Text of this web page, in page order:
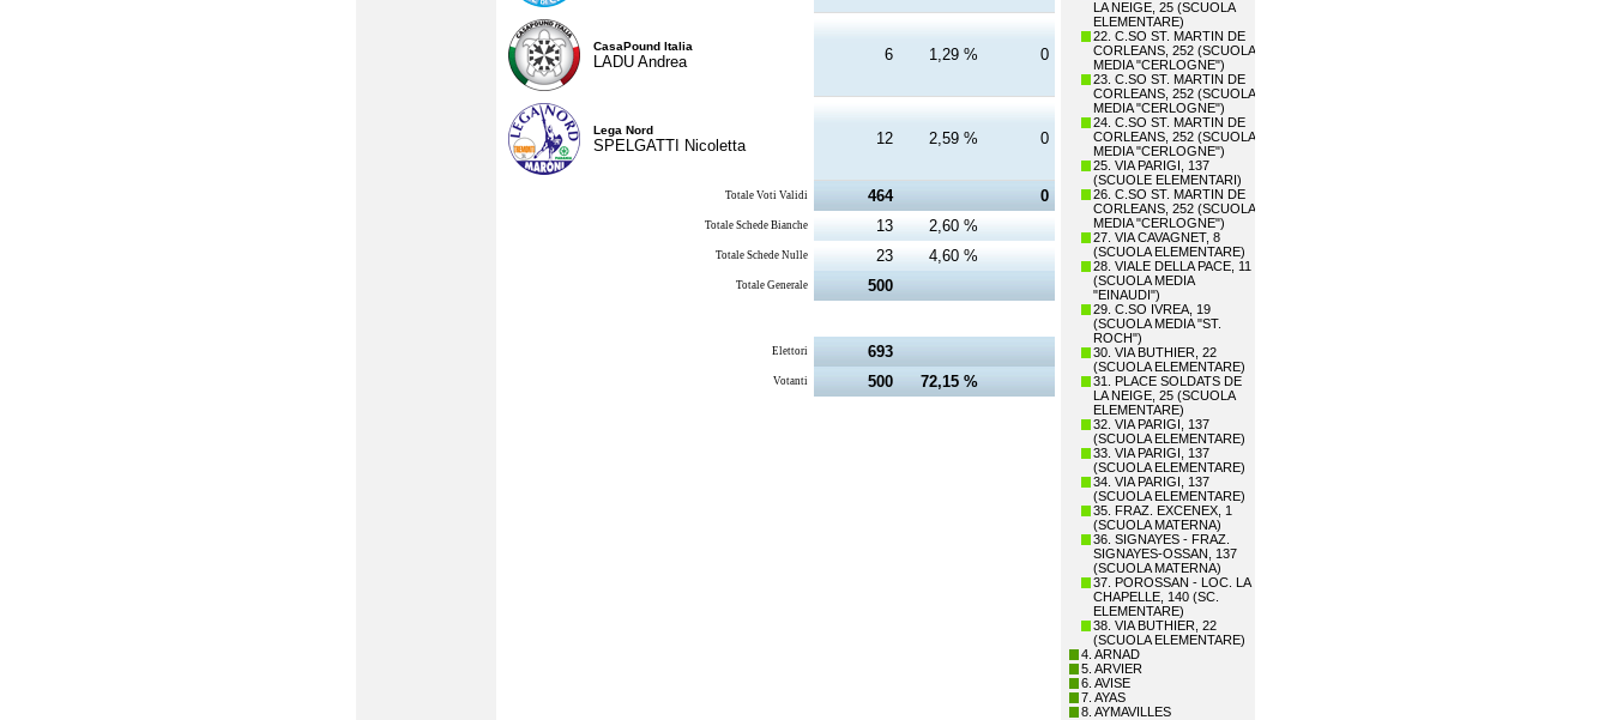
CasaPound Italia
LADU Andrea 6 1,29 % 0
Lega Nord
SPELGATTI Nicoletta 12 2,59 % 0
Totale Voti Validi 464 0
Totale Schede Bianche 13 2,60 %
Totale Schede Nulle 23 4,60 %
Totale Generale 500
Elettori 693
Votanti 500 72,15 %
LA NEIGE, 25 (SCUOLA
ELEMENTARE)
22. C.SO ST. MARTIN DE
CORLEANS, 252 (SCUOLA
MEDIA "CERLOGNE")
23. C.SO ST. MARTIN DE
CORLEANS, 252 (SCUOLA
MEDIA "CERLOGNE")
24. C.SO ST. MARTIN DE
CORLEANS, 252 (SCUOLA
MEDIA "CERLOGNE")
25. VIA PARIGI, 137
(SCUOLE ELEMENTARI)
26. C.SO ST. MARTIN DE
CORLEANS, 252 (SCUOLA
MEDIA "CERLOGNE")
27. VIA CAVAGNET, 8
(SCUOLA ELEMENTARE)
28. VIALE DELLA PACE, 11
(SCUOLA MEDIA
"EINAUDI")
29. C.SO IVREA, 19
(SCUOLA MEDIA "ST.
ROCH")
30. VIA BUTHIER, 22
(SCUOLA ELEMENTARE)
31. PLACE SOLDATS DE
LA NEIGE, 25 (SCUOLA
ELEMENTARE)
32. VIA PARIGI, 137
(SCUOLA ELEMENTARE)
33. VIA PARIGI, 137
(SCUOLA ELEMENTARE)
34. VIA PARIGI, 137
(SCUOLA ELEMENTARE)
35. FRAZ. EXCENEX, 1
(SCUOLA MATERNA)
36. SIGNAYES - FRAZ.
SIGNAYES-OSSAN, 137
(SCUOLA MATERNA)
37. POROSSAN - LOC. LA
CHAPELLE, 140 (SC.
ELEMENTARE)
38. VIA BUTHIER, 22
(SCUOLA ELEMENTARE)
4. ARNAD
5. ARVIER
6. AVISE
7. AYAS
8. AYMAVILLES